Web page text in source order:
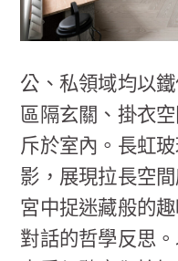
公、私領域均以
區隔玄關、掛衣
斥於室內。長虹
影，展現拉長空
宮中捉迷藏般的
對話的哲學反思